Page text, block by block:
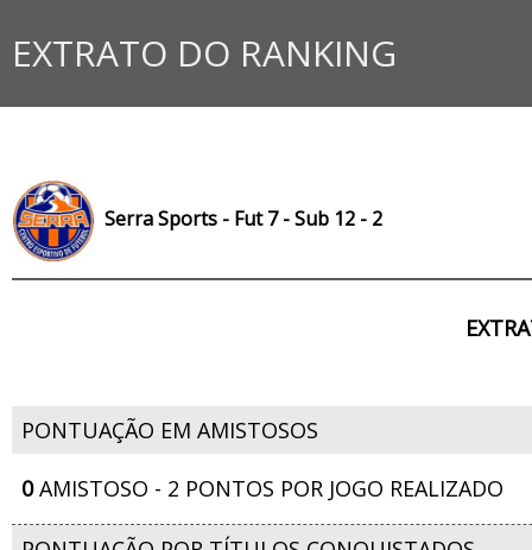
EXTRATO DO RANKING
Serra Sports - Fut 7 - Sub 12 - 2
PONTUAÇÃO EM AMISTOSOS
0AMISTOSO - 2 PONTOS POR JOGO REALIZADO